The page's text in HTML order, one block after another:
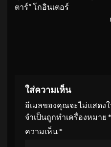
ตาร์” โกอินเตอร์
ใส่ความเห็น
อีเมลของคุณจะไม่แสดง
จำเป็นถูกทำเครื่องหมาย *
ความเห็น*